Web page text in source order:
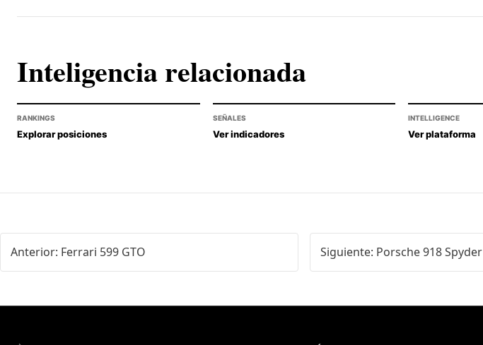
Inteligencia relacionada
RANKINGS
Explorar posiciones
SEÑALES
Ver indicadores
INTELLIGENCE
Ver plataforma
Anterior: Ferrari 599 GTO Siguiente: Porsche 918 Spyder